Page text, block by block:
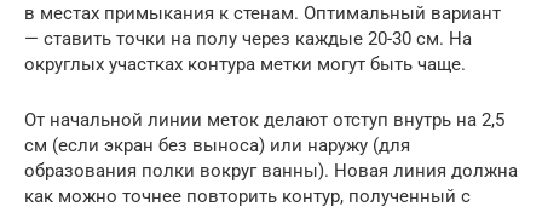
в местах примыкания к стенам. Оптимальный вариант
— ставить точки на полу через каждые 20-30 см. На
округлых участках контура метки могут быть чаще.
От начальной линии меток делают отступ внутрь на 2,5
см (если экран без выноса) или наружу (для
образования полки вокруг ванны). Новая линия должна
как можно точнее повторить контур, полученный с